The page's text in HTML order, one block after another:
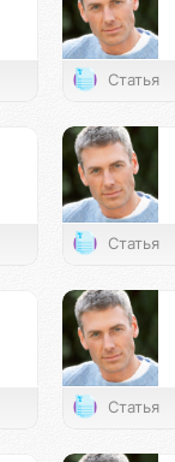
Статья
Статья
Статья